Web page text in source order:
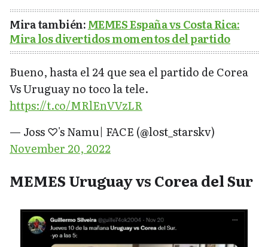
Mira también:MEMES España vs Costa Rica:
Mira los divertidos momentos del partido
Bueno, hasta el 24 que sea el partido de Corea
Vs Uruguay no toco la tele.
https://t.co/MRlEnVVzLR
— Joss ♡'s Namu| FACE (@lost_starskv)
November 20, 2022
MEMES Uruguay vs Corea del Sur